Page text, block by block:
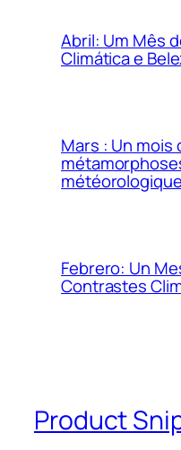
Abril: Um Mês
Climática e
Mars : Un mois
Febrero: Un
Contrastes
Product